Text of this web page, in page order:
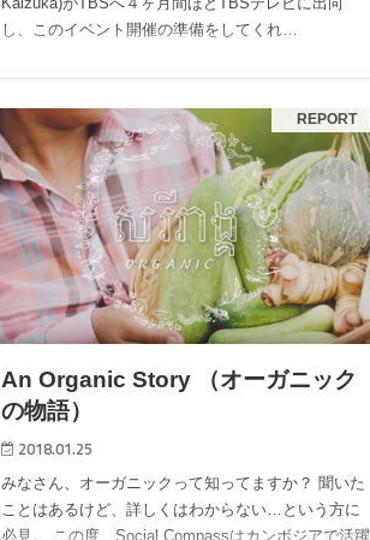
Kaizuka)がTBSへ４ヶ月間ほどTBSテレビに出向
し、このイベント開催の準備をしてくれ…
REPORT
An Organic Story （オーガニック
の物語）
2018.01.25
みなさん、オーガニックって知ってますか？ 聞いた
ことはあるけど、詳しくはわからない…という方に
必見。 この度、Social Compassはカンボジアで活躍